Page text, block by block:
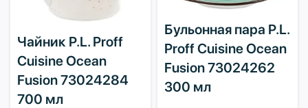
Чайник P.L. Proff
Cuisine Ocean
Fusion 73024284
700 мл
Бульонная пара P.L.
Proff Cuisine Ocean
Fusion 73024262
300 мл